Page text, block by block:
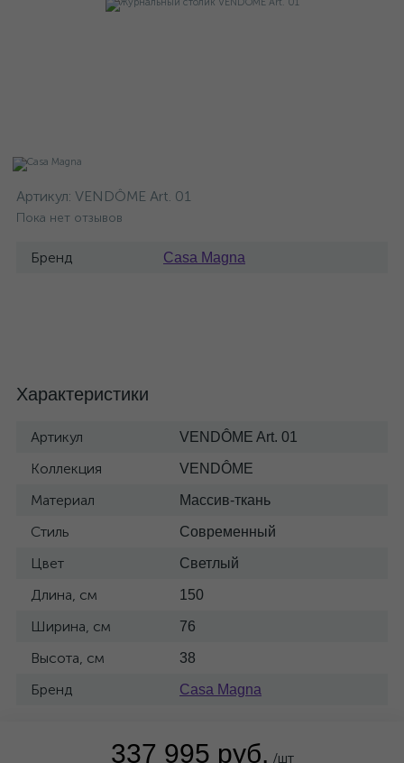
Артикул: VENDÔME Art. 01
Пока нет отзывов
Бренд Casa Magna
Характеристики
Артикул VENDÔME Art. 01
Коллекция VENDÔME
Материал Массив-ткань
Стиль Современный
Цвет Светлый
Длина, см 150
Ширина, см 76
Высота, см 38
Бренд Casa Magna
337 995 руб. /шт